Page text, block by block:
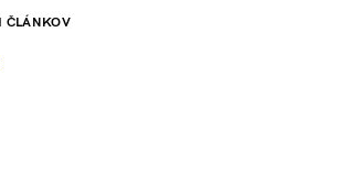
ČLÁNKOV